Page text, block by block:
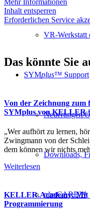
VR-Werkstatt
SYMplus™ Support
Neuerungen/
Downloads,
plusCARE™
Mehr Informationen
Inhalt entsperren
Erforderlichen Service
Das könnte Sie
Von der Zeichnung zum
SYMplus von
„Wer aufhört zu lernen,
Zwingmann von der
dem können wir nichts
Weiterlesen
KELLER.Academy:
Programmierung